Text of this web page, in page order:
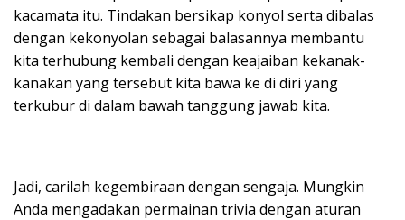
kacamata itu. Tindakan bersikap konyol serta dibalas
dengan kekonyolan sebagai balasannya membantu
kita terhubung kembali dengan keajaiban kekanak-
kanakan yang tersebut kita bawa ke di diri yang
terkubur di dalam bawah tanggung jawab kita.
Jadi, carilah kegembiraan dengan sengaja. Mungkin
Anda mengadakan permainan trivia dengan aturan